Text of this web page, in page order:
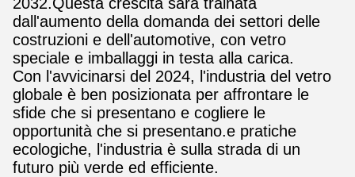
dall'aumento della domanda dei settori delle
costruzioni e dell'automotive, con vetro
speciale e imballaggi in testa alla carica.
Con l'avvicinarsi del 2024, l'industria del vetro
globale è ben posizionata per affrontare le
sfide che si presentano e cogliere le
opportunità che si presentano.e pratiche
ecologiche, l'industria è sulla strada di un
futuro più verde ed efficiente.